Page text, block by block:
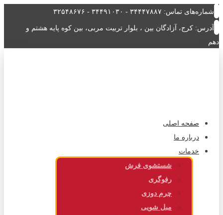
شماره‌های تماس: ۳۴۴۴۷۸۸۷ - ۳۴۴۹۱۰۳۰ - ۳۲۵۴۸۶۷۶
آدرس: کرج، آزادگان بین ، بلوار تربیت مربی، بین کوه پایه هشتم و
دهم
صفحه اصلی
درباره ما
خدمات
شستشوی فرش
رفوگری
چرم دوزی
مبل شویی